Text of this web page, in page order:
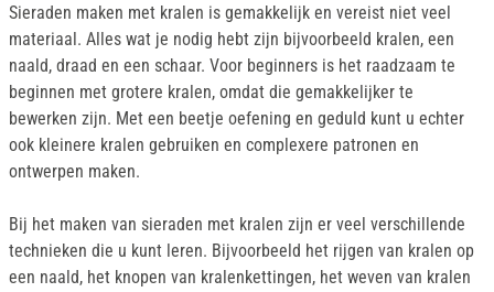
Sieraden maken met kralen is gemakkelijk en vereist niet veel
materiaal. Alles wat je nodig hebt zijn bijvoorbeeld kralen, een
naald, draad en een schaar. Voor beginners is het raadzaam te
beginnen met grotere kralen, omdat die gemakkelijker te
bewerken zijn. Met een beetje oefening en geduld kunt u echter
ook kleinere kralen gebruiken en complexere patronen en
ontwerpen maken.
Bij het maken van sieraden met kralen zijn er veel verschillende
technieken die u kunt leren. Bijvoorbeeld het rijgen van kralen op
een naald, het knopen van kralenkettingen, het weven van kralen